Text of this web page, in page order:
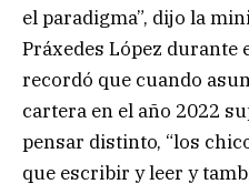
el paradigma”, dijo la
Práxedes López durante
recordó que cuando
cartera en el año 2022
pensar distinto, “los
que escribir y leer y